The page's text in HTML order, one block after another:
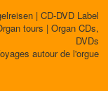
| CD-DVD Label
tours | Organ CDs,
DVDs
autour de l'orgue